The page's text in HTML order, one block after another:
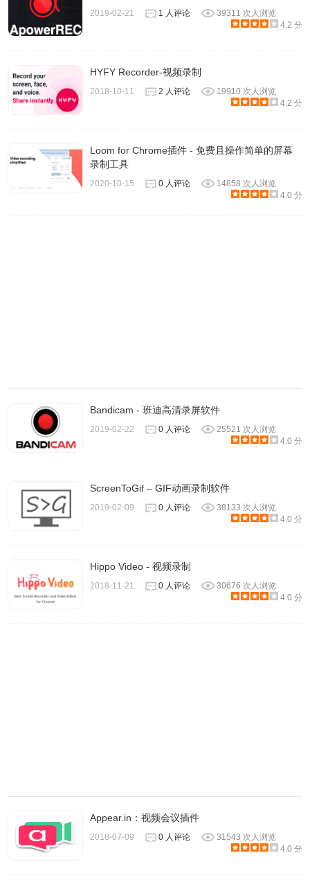
在您录制了您的杰作之后，是时候向世界展示了！
立即分享Google云端硬盘链接
直接上传到YouTube
Screencastify插件使用方法
2019-02-21 1 人评论
39311 次人浏览
4.2 分
HYFY Recorder-视频录制
2018-10-11 2 人评论
19910 次人浏览
4.2 分
Loom for Chrome插件 - 免费且操作简单的屏幕
录制工具
2020-10-15 0 人评论
14858 次人浏览
4.0 分
Bandicam - 班迪高清录屏软件
2019-02-22 0 人评论
25521 次人浏览
4.0 分
ScreenToGif – GIF动画录制软件
2019-02-09 0 人评论
38133 次人浏览
4.0 分
Hippo Video - 视频录制
2018-11-21 0 人评论
30676 次人浏览
4.0 分
Appear.in：视频会议插件
2018-07-09 0 人评论
31543 次人浏览
4.0 分